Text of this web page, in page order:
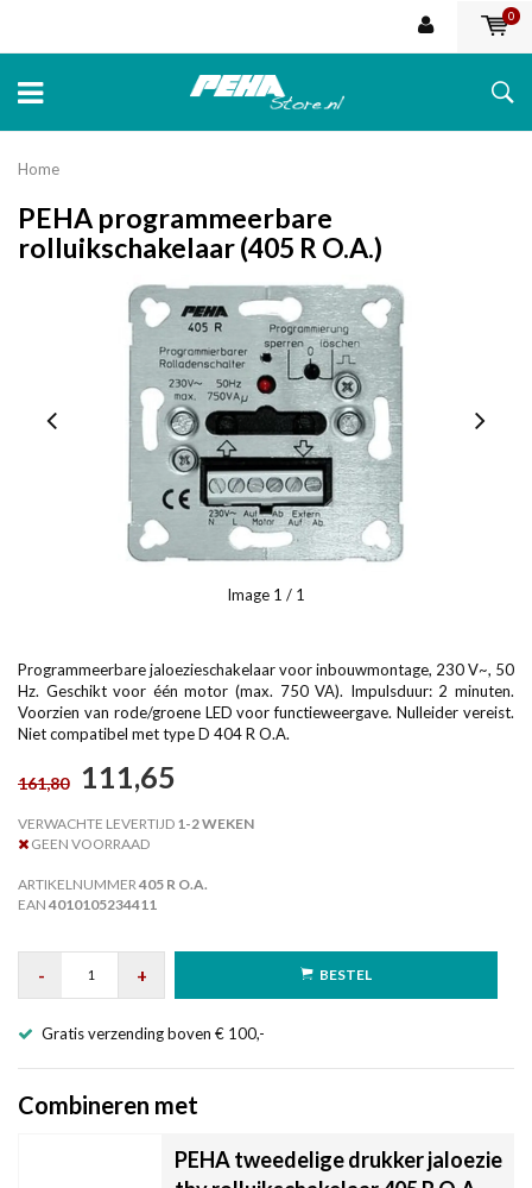
0
Home
PEHA programmeerbare
rolluikschakelaar (405 R O.A.)
Image 1 / 1
Programmeerbare jaloezieschakelaar voor inbouwmontage, 230 V~, 50
Hz. Geschikt voor één motor (max. 750 VA). Impulsduur: 2 minuten.
Voorzien van rode/groene LED voor functieweergave. Nulleider vereist.
Niet compatibel met type D 404 R O.A.
161,80 111,65
VERWACHTE LEVERTIJD 1-2 WEKEN
GEEN VOORRAAD
ARTIKELNUMMER405 R O.A.
EAN 4010105234411
- + BESTEL
Gratis verzending boven € 100,-
Combineren met
PEHA tweedelige drukker jaloezie